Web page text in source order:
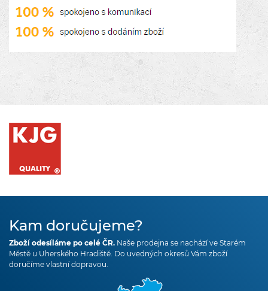
Kam doručujeme?
Zboží odesíláme po celé ČR. Naše prodejna se nachází ve Starém
Městě u Uherského Hradiště. Do uvedných okresů Vám zboží
doručíme vlastní dopravou.